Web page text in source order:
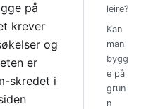
på
krever
og
er
skredet i
leire?
Kan
man
bygg
e på
grun
n